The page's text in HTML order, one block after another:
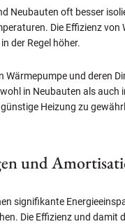
Neubauten oft besser
Die Effizienz von
der Regel höher.
Wärmepumpe und deren
in Neubauten als auch
Heizung zu
und
signifikante
Die Effizienz und damit